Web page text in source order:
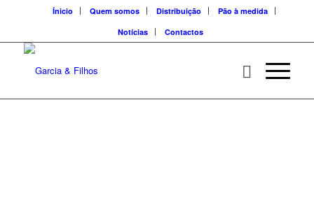
Ínicio Quem somos Distribuição
Pão à medida
Notícias
Contactos